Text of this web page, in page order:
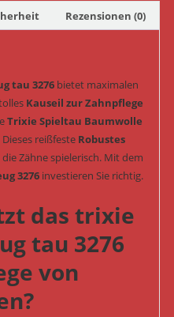
Rezensionen (0)
tau 3276bietet maximalen
Kauseil zur Zahnpflege
Trixie Spieltau Baumwolle
reißfeste Robustes
Zähne spielerisch. Mit dem
3276investieren Sie richtig.
das trixie
tau 3276
von